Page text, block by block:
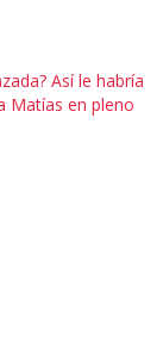
Así le habría
Matías en pleno